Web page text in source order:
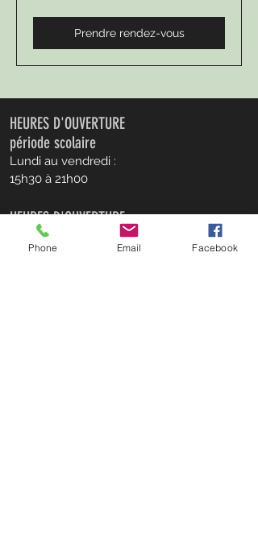
Prendre rendez-vous
HEURES D'OUVERTURE
période scolaire
Lundi au vendredi :
15h30 à 21h00
HEURES D'OUVERTURE
période estivale
Lundi au jeudi :
Phone Email Facebook